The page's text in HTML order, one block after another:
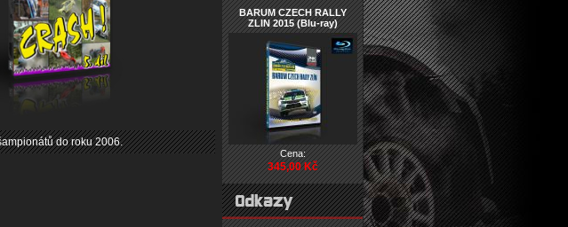
do roku 2006.
BARUM CZECH RALLY
ZLIN 2015 (Blu-ray)
Cena:
345,00 Kč